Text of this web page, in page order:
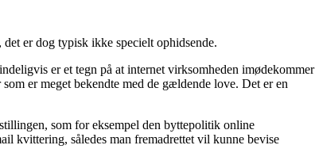
er dog typisk ikke specielt ophidsende.
er et tegn på at internet virksomheden imødekommer
er meget bekendte med de gældende love. Det er en
som for eksempel den byttepolitik online
kvittering, således man fremadrettet vil kunne bevise